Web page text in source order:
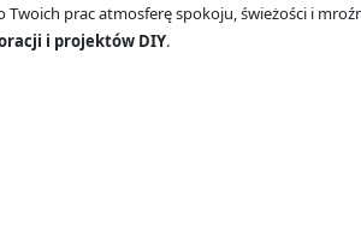
prac atmosferę spokoju, świeżości i
i projektów DIY.